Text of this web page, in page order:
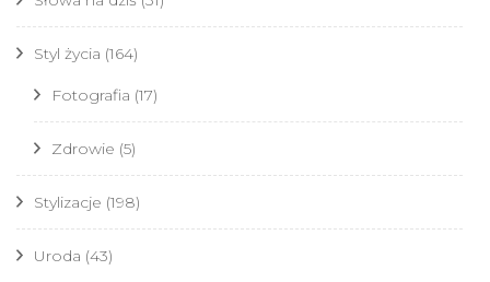
Styl życia (164)
Fotografia (17)
Zdrowie (5)
Stylizacje (198)
Uroda (43)